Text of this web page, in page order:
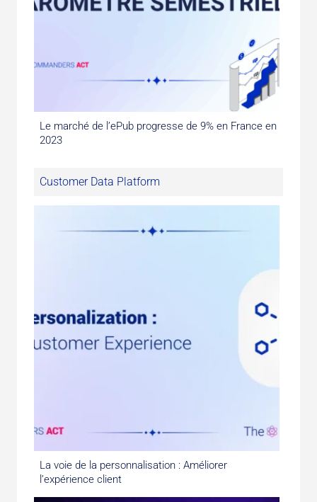
Le marché de l’ePub progresse de 9% en France en
2023
Customer Data Platform
La voie de la personnalisation : Améliorer
l’expérience client